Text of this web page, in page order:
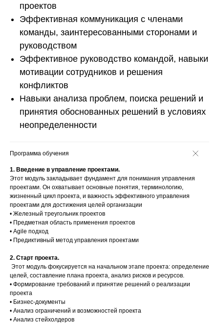
проектов
Эффективная коммуникация с членами
команды, заинтересованными сторонами и
руководством
Эффективное руководство командой, навыки
мотивации сотрудников и решения
конфликтов
Навыки анализа проблем, поиска решений и
принятия обоснованных решений в условиях
неопределенности
Программа обучения
1. Введение в управление проектами.
Этот модуль закладывает фундамент для понимания управления
проектами. Он охватывает основные понятия, терминологию,
жизненный цикл проекта, и важность эффективного управления
проектами для достижения целей организации
• Железный треугольник проектов
• Предметная область применения проектов
• Agile подход
• Предиктивный метод управления проектами
2. Старт проекта.
Этот модуль фокусируется на начальном этапе проекта: определение
целей, составление плана проекта, анализ рисков и ресурсов.
• Формирование требований и принятие решений о реализации
проекта
• Бизнес-документы
• Анализ ограничений и возможностей проекта
• Анализ стейхолдеров